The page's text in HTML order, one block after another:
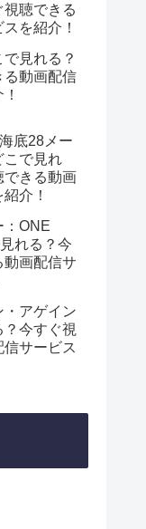
視聴できる
を紹介！
で見れる？
る動画配信
底28メー
こで見れ
できる動画
介！
：ONE
れる？今
動画配信サ
・アゲイン
今すぐ視
サービス